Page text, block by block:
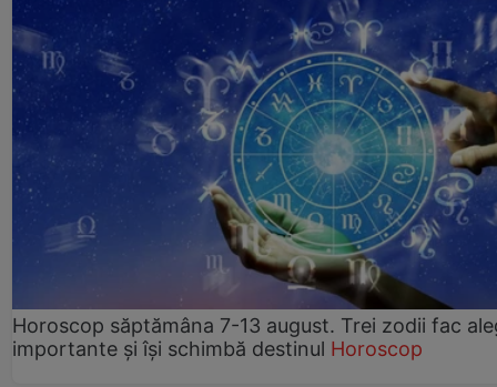
Horoscop săptămâna 7-13 august. Trei zodii fac
importante și își schimbă destinul Horoscop